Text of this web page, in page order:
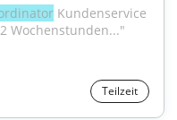
Kundenservice
Wochenstunden..."
Teilzeit